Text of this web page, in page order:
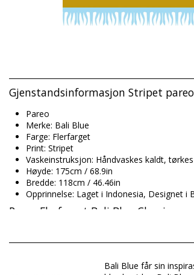
Gjenstandsinformasjon Stripet
Pareo
Merke: Bali Blue
Farge: Flerfarget
Print: Stripet
Vaskeinstruksjon: Håndvaskes kaldt,
Høyde: 175cm / 68.9in
Bredde: 118cm / 46.46in
Opprinnelse: Laget i Indonesia, Designet i
Pareo Flerfarget Bali Blue Classic
Bali Blue får sin